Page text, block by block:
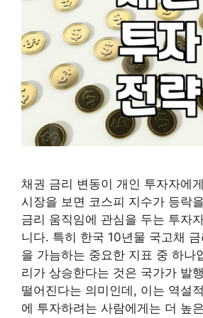
채권 금리 변동이 개인 투자자에
시장을 보면 코스피 지수가 등락
금리 움직임에 관심을 두는 투자
니다. 특히 한국 10년물 국고채
을 가늠하는 중요한 지표 중 하나
리가 상승한다는 것은 국가가 발
떨어진다는 의미인데, 이는 역설
에 투자하려는 사람에게는 더 높